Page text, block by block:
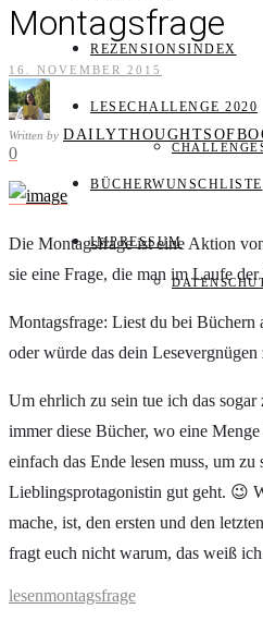
REZENSIONSINDEX
LESECHALLENGE 2020
BÜCHERWUNSCHLISTE
IMPRESSUM
Montagsfrage
16. NOVEMBER 2015
Written by
0
Die Montagsfrage ist eine Aktion
sie eine Frage, die man im Laufe
Montagsfrage: Liest du bei Büchern
oder würde das dein Lesevergnügen
Um ehrlich zu sein tue ich das
immer diese Bücher, wo eine
einfach das Ende lesen muss, um zu
Lieblingsprotagonistin gut geht. 😉
mache, ist, den ersten und den
fragt euch nicht warum, das weiß
lesenmontagsfrage